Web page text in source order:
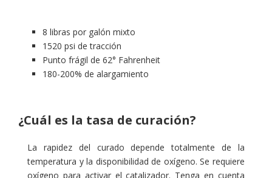
8 libras por galón mixto
1520 psi de tracción
Punto frágil de 62° Fahrenheit
180-200% de alargamiento
¿Cuál es la tasa de curación?
La rapidez del curado depende totalmente de la
temperatura y la disponibilidad de oxígeno. Se requiere
oxígeno para activar el catalizador. Tenga en cuenta